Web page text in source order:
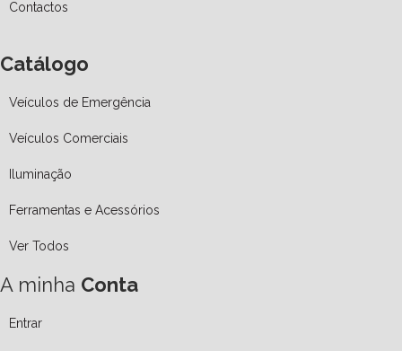
Contactos
Catálogo
Veículos de Emergência
Veículos Comerciais
Iluminação
Ferramentas e Acessórios
Ver Todos
A minha Conta
Entrar